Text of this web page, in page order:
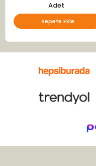
Adet
Sepete Ekle